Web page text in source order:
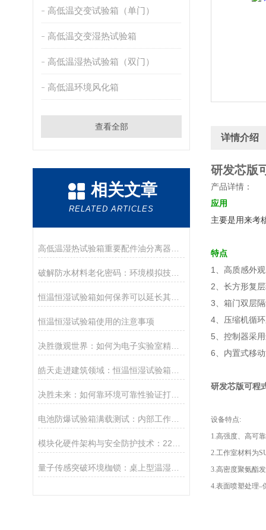
高低温交变试验箱（单门）
高低温交变湿热试验箱
高低温湿热试验箱（双门）
高低温环境风化箱
查看全部
相关文章
RELATED ARTICLES
破解防水材料老化密码：环境模拟技术的革命性突破
恒温恒湿试验箱使用的注意事项
决胜微观世界：如何为电子实验室精密仪器构筑“永恒”的环境基石？
决胜未来：如何靠环境可靠性验证打造产品最终竞争力？
电池防爆试验箱满载测试：内部工作空间温度均匀度允许偏差多少才算合格？
详情介绍
研发芯版
产品详情：
应用
主要是用来考
特点
1、高质感外
2、长方形复
3、箱门双层
4、压缩机循
5、控制器采
6、内置式移
研发芯版可程
设备特点:
1.高强度、高可
2.工作室材料为
3.高密度聚氨酯
4.表面喷塑处理–